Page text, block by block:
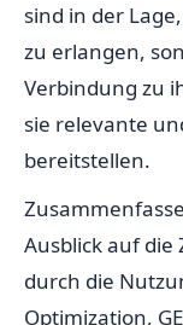
sind in der
zu erlangen,
Verbindung zu
sie relevante
bereitstellen.
Ausblick auf die
durch die
Optimization,